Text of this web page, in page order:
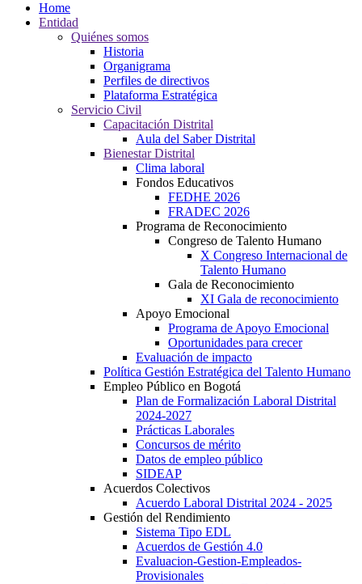
Home
Entidad
Quiénes somos
Historia
Organigrama
Perfiles de directivos
Plataforma Estratégica
Servicio Civil
Capacitación Distrital
Aula del Saber Distrital
Bienestar Distrital
Clima laboral
Fondos Educativos
FEDHE 2026
FRADEC 2026
Programa de Reconocimiento
Congreso de Talento Humano
X Congreso Internacional de
Talento Humano
Gala de Reconocimiento
XI Gala de reconocimiento
Apoyo Emocional
Programa de Apoyo Emocional
Oportunidades para crecer
Evaluación de impacto
Política Gestión Estratégica del Talento Humano
Empleo Público en Bogotá
Plan de Formalización Laboral Distrital
2024-2027
Prácticas Laborales
Concursos de mérito
Datos de empleo público
SIDEAP
Acuerdos Colectivos
Acuerdo Laboral Distrital 2024 - 2025
Gestión del Rendimiento
Sistema Tipo EDL
Acuerdos de Gestión 4.0
Evaluacion-Gestion-Empleados-
Provisionales